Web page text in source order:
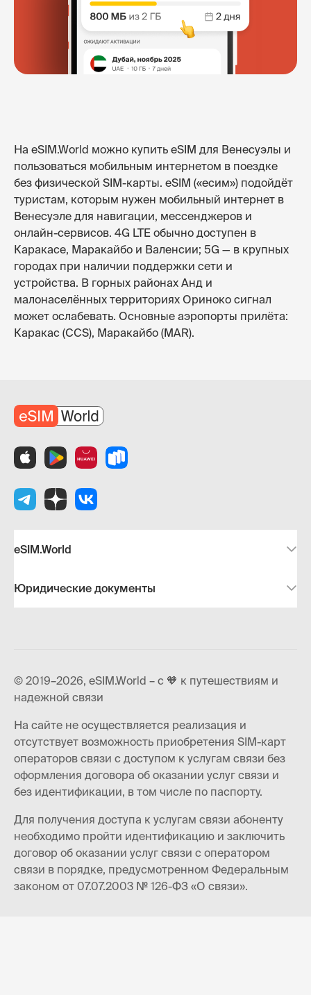
На eSIM.World можно купить eSIM для Венесуэлы и
пользоваться мобильным интернетом в поездке
без физической SIM-карты. eSIM («есим») подойдёт
туристам, которым нужен мобильный интернет в
Венесуэле для навигации, мессенджеров и
онлайн-сервисов. 4G LTE обычно доступен в
Каракасе, Маракайбо и Валенсии; 5G — в крупных
городах при наличии поддержки сети и
устройства. В горных районах Анд и
малонаселённых территориях Ориноко сигнал
может ослабевать. Основные аэропорты прилёта:
Каракас (CCS), Маракайбо (MAR).
eSIM.World
Юридические документы
© 2019–2026, eSIM.World – с 🧡 к путешествиям и
надежной связи
На сайте не осуществляется реализация и
отсутствует возможность приобретения SIM-карт
операторов связи с доступом к услугам связи без
оформления договора об оказании услуг связи и
без идентификации, в том числе по паспорту.
Для получения доступа к услугам связи абоненту
необходимо пройти идентификацию и заключить
договор об оказании услуг связи с оператором
связи в порядке, предусмотренном Федеральным
законом от 07.07.2003 № 126-ФЗ «О связи».